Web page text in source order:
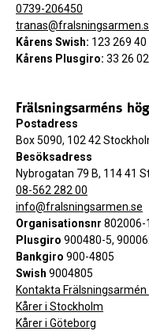
0739-206450
Kårens Swish: 123 269 40
Kårens Plusgiro: 33 26
Frälsningsarméns
Postadress
Box 5090, 102 42
Besöksadress
Nybrogatan 79 B, 114 41
08-562 282 00
info@fralsningsarmen.se
Organisationsnr 802006-
Plusgiro 900480-5,
Bankgiro 900-4805
Swish 9004805
Kontakta Frälsningsarmén
Kårer i Stockholm
Kårer i Göteborg